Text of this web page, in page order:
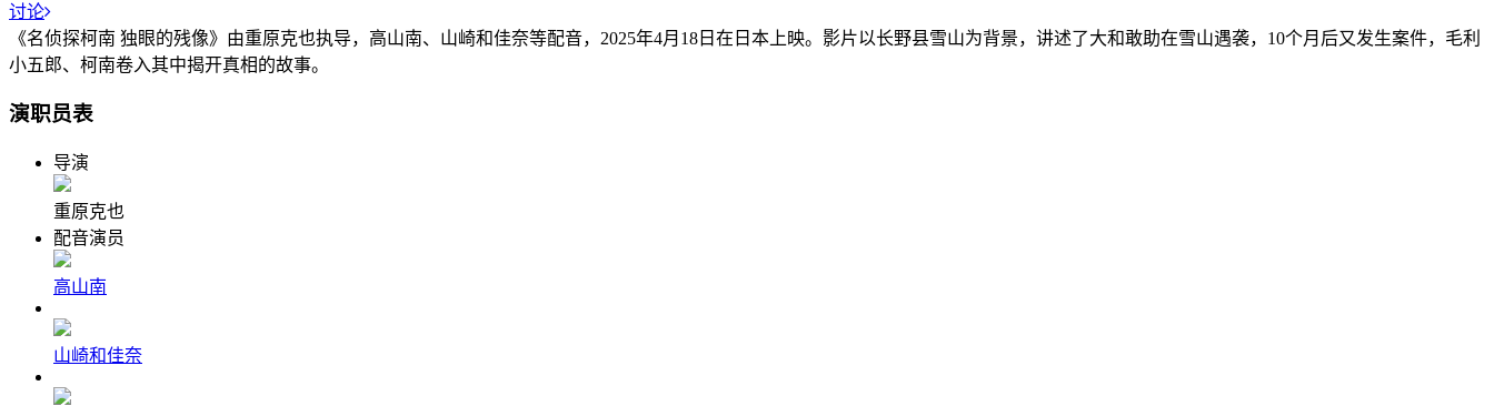
讨论
《名侦探柯南 独眼的残像》由重原克也执导，高山南、山崎和佳奈等配音，2025年4月18日在日本上映。影片以长野县雪山为背景，讲述了大和敢助在雪山遇袭，10个月后又发生案件，毛利
小五郎、柯南卷入其中揭开真相的故事。
演职员表
导演
重原克也
配音演员
高山南
山崎和佳奈